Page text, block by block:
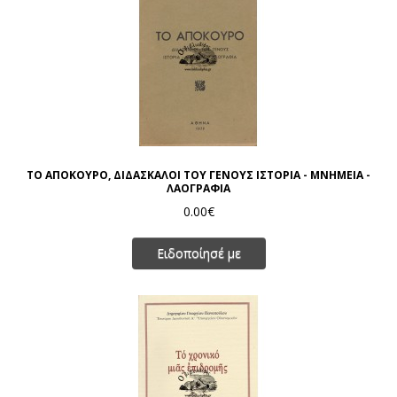
ΤΟ ΑΠΟΚΟΥΡΟ, ΔΙΔΑΣΚΑΛΟΙ ΤΟΥ ΓΕΝΟΥΣ ΙΣΤΟΡΙΑ - ΜΝΗΜΕΙΑ -
ΛΑΟΓΡΑΦΙΑ
0.00€
Ειδοποίησέ με